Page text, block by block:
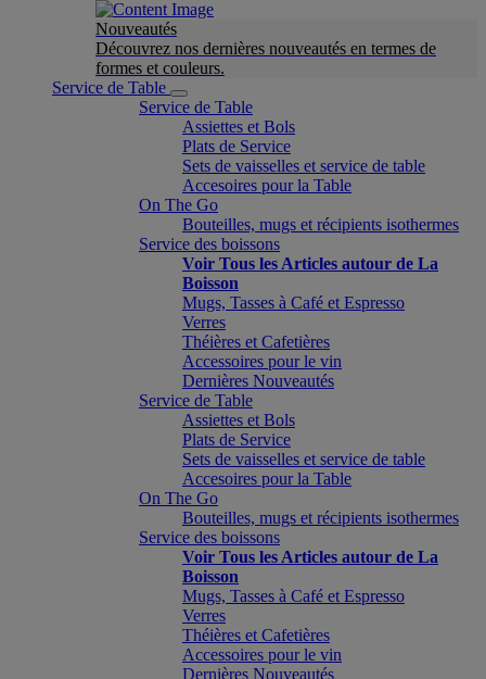
Nouveautés
Découvrez nos dernières nouveautés en termes de
formes et couleurs.
Service de Table
Service de Table
Assiettes et Bols
Plats de Service
Sets de vaisselles et service de table
Accesoires pour la Table
On The Go
Bouteilles, mugs et récipients isothermes
Service des boissons
Voir Tous les Articles autour de La
Boisson
Mugs, Tasses à Café et Espresso
Verres
Théières et Cafetières
Accessoires pour le vin
Dernières Nouveautés
Service de Table
Assiettes et Bols
Plats de Service
Sets de vaisselles et service de table
Accesoires pour la Table
On The Go
Bouteilles, mugs et récipients isothermes
Service des boissons
Voir Tous les Articles autour de La
Boisson
Mugs, Tasses à Café et Espresso
Verres
Théières et Cafetières
Accessoires pour le vin
Dernières Nouveautés